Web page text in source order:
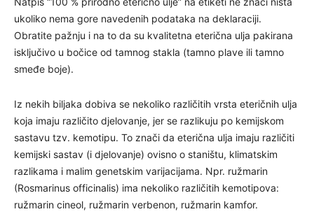
ukoliko nema gore navedenih podataka na deklaraciji.
Obratite pažnju i na to da su kvalitetna eterična ulja pakirana
isključivo u bočice od tamnog stakla (tamno plave ili tamno
smeđe boje).
Iz nekih biljaka dobiva se nekoliko različitih vrsta eteričnih ulja
koja imaju različito djelovanje, jer se razlikuju po kemijskom
sastavu tzv. kemotipu. To znači da eterična ulja imaju različiti
kemijski sastav (i djelovanje) ovisno o staništu, klimatskim
razlikama i malim genetskim varijacijama. Npr. ružmarin
(Rosmarinus officinalis) ima nekoliko različitih kemotipova:
ružmarin cineol, ružmarin verbenon, ružmarin kamfor.